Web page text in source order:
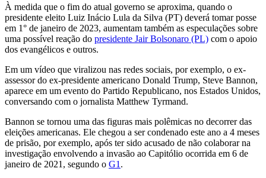
À medida que o fim do atual governo se aproxima, quando o
presidente eleito Luiz Inácio Lula da Silva (PT) deverá tomar posse
em 1° de janeiro de 2023, aumentam também as especulações sobre
uma possível reação do presidente Jair Bolsonaro (PL) com o apoio
dos evangélicos e outros.
Em um vídeo que viralizou nas redes sociais, por exemplo, o ex-
assessor do ex-presidente americano Donald Trump, Steve Bannon,
aparece em um evento do Partido Republicano, nos Estados Unidos,
conversando com o jornalista Matthew Tyrmand.
Bannon se tornou uma das figuras mais polêmicas no decorrer das
eleições americanas. Ele chegou a ser condenado este ano a 4 meses
de prisão, por exemplo, após ter sido acusado de não colaborar na
investigação envolvendo a invasão ao Capitólio ocorrida em 6 de
janeiro de 2021, segundo o G1 .